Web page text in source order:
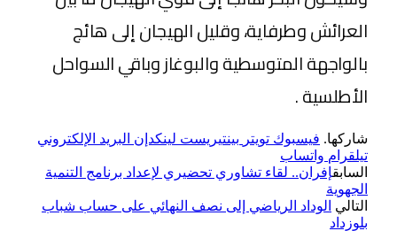
العرائش وطرفاية، وقليل الهيجان إلى هائج
بالواجهة المتوسطية والبوغاز وباقي السواحل
الأطلسية .
شاركها. فيسبوك تويتر بينتيريست لينكدإن البريد الإلكتروني
تيلقرام واتساب
السابقإفران.. لقاء تشاوري تحضيري لإعداد برنامج التنمية
الجهوية
التالي الوداد الرياضي إلى نصف النهائي على حساب شباب
بلوزداد